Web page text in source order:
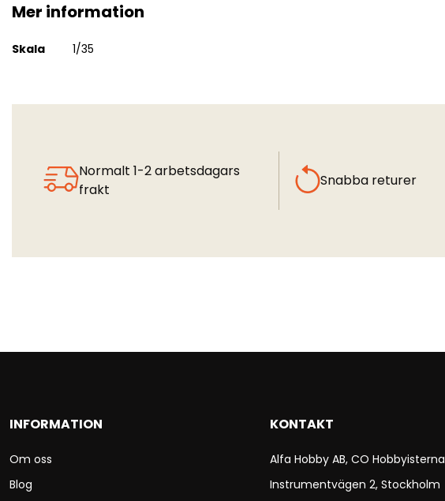
Mer information
Mer
Skala 1/35
Normalt 1-2 arbetsdagars
frakt
Snabba returer
INFORMATION
Om oss
Blog
KONTAKT
Alfa Hobby AB, CO Hobbyisterna
Instrumentvägen 2, Stockholm